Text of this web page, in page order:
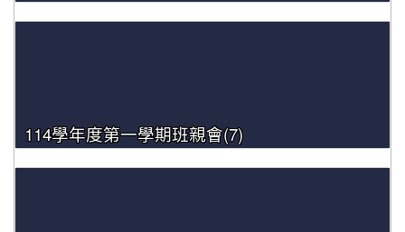
114學年度第一學期班親會(7)